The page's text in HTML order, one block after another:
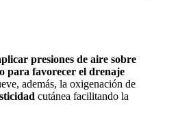
presiones de aire sobre
para favorecer el drenaje
además, la oxigenación de
cutánea facilitando la